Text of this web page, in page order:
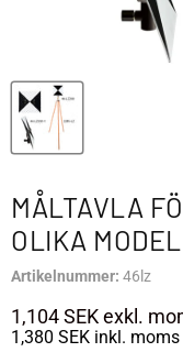
MÅLTAVLA
OLIKA
Artikelnummer: 46lz
1,104 SEKexkl.
1,380 SEK inkl. moms